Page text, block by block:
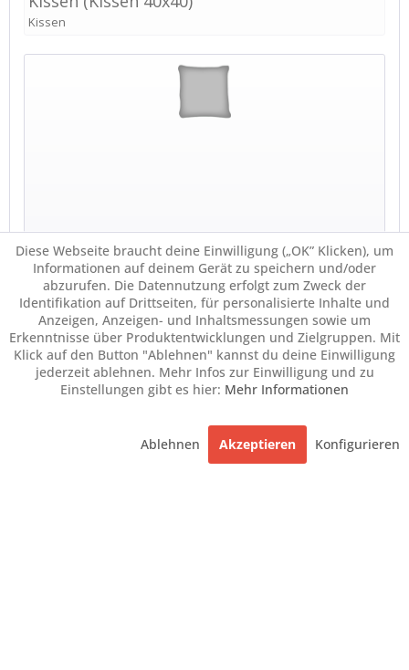
Diese Webseite braucht deine Einwilligung („OK” Klicken), um
Informationen auf deinem Gerät zu speichern und/oder
abzurufen. Die Datennutzung erfolgt zum Zweck der
Identifikation auf Drittseiten, für personalisierte Inhalte und
Anzeigen, Anzeigen- und Inhaltsmessungen sowie um
Erkenntnisse über Produktentwicklungen und Zielgruppen. Mit
Klick auf den Button "Ablehnen" kannst du deine Einwilligung
jederzeit ablehnen. Mehr Infos zur Einwilligung und zu
Einstellungen gibt es hier: Mehr Informationen
Ablehnen Akzeptieren Konfigurieren